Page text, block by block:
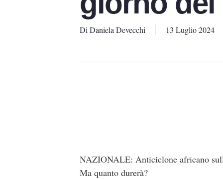
Di Daniela Devecchi 13 Luglio 2024
NAZIONALE: Anticiclone africano
Ma quanto durerà?